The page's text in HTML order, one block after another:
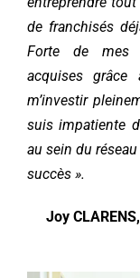
de franchisés
Forte de mes
acquises
m’investir
suis impatiente
au sein du
succès ».
Joy